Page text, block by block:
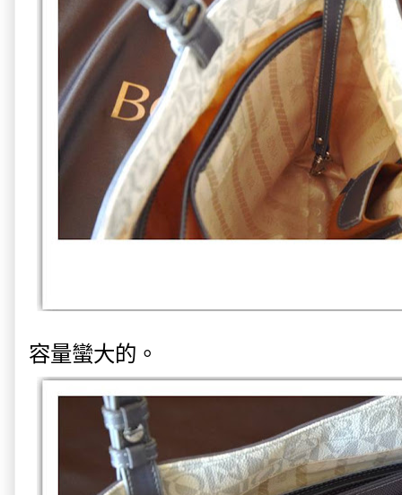
容量蠻大的。